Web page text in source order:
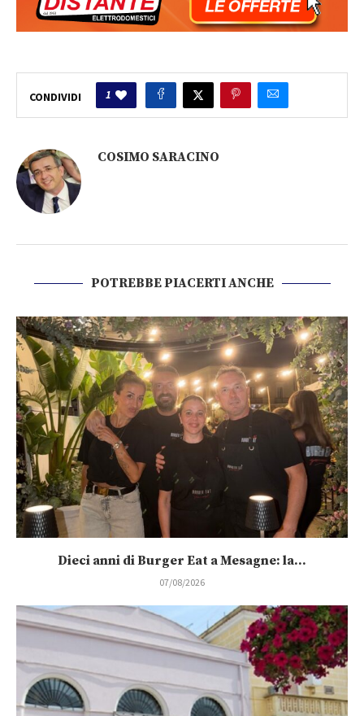
CONDIVIDI 1
COSIMO SARACINO
POTREBBE PIACERTI ANCHE
Dieci anni di Burger Eat a Mesagne: la...
07/08/2026